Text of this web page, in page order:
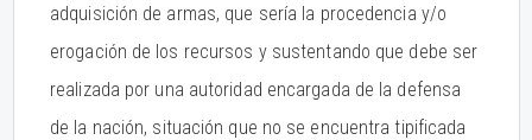
adquisición de armas, que sería la procedencia y/o
erogación de los recursos y sustentando que debe ser
realizada por una autoridad encargada de la defensa
de la nación, situación que no se encuentra tipificada